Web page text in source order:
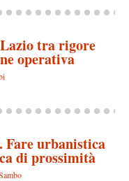
tra rigore
operativa
Fare urbanistica
di prossimità